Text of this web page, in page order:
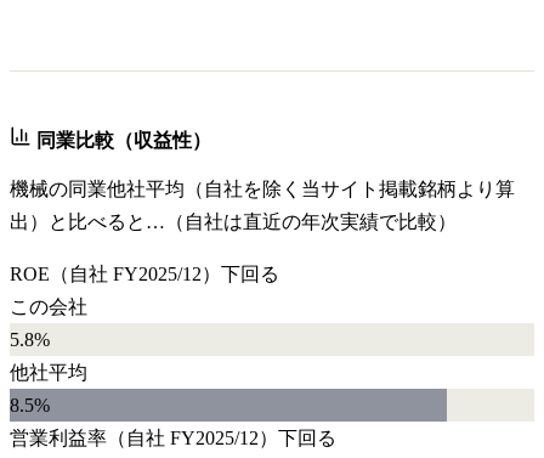
同業比較（収益性）
機械の同業他社平均（自社を除く当サイト掲載銘柄より算
出）と比べると…（自社は直近の年次実績で比較）
ROE （自社 FY2025/12） 下回る
この会社
5.8%
他社平均
8.5%
営業利益率 （自社 FY2025/12） 下回る